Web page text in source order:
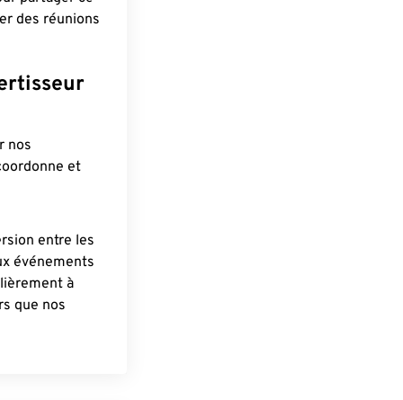
des réunions
nos
et
entre les
événements
à
que nos